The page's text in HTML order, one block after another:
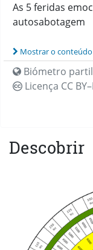
As 5 feridas
autosabotagem
Mostrar o
Biómetro
Licença CC
Descobrir